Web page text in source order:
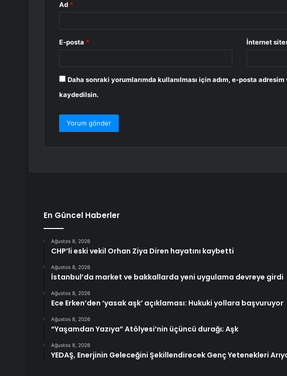
Ad *
E-posta * İnternet
Daha sonraki yorumlarımda kullanılması için adım, e-posta
kaydedilsin.
En Güncel Haberler
Ağustos 8, 2026
CHP’li eski vekil Orhan Ziya Diren hayatını kaybetti
Ağustos 8, 2026
İstanbul’da market ve bakkallarda yeni uygulama devreye girdi
Ağustos 8, 2026
Ece Erken’den ‘yasak aşk’ açıklaması: Hukuki yollara başvuruyor
Ağustos 8, 2026
“Yaşamdan Yazıya” Atölyesi’nin üçüncü durağı; Aşk
Ağustos 8, 2026
YEDAŞ, Enerjinin Geleceğini Şekillendirecek Genç Yetenekleri